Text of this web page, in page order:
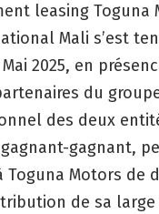
leasing Toguna
Mali s’est
2025, en
du
des deux
gagnant,
Toguna Motors de
de sa large